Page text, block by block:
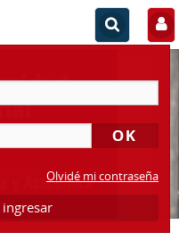
Olvidé mi contraseña